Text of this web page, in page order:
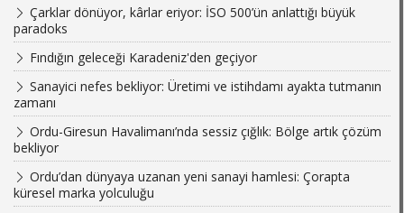
Çarklar dönüyor, kârlar eriyor: İSO 500’ün anlattığı büyük
paradoks
Fındığın geleceği Karadeniz'den geçiyor
Sanayici nefes bekliyor: Üretimi ve istihdamı ayakta tutmanın
zamanı
Ordu-Giresun Havalimanı’nda sessiz çığlık: Bölge artık çözüm
bekliyor
Ordu’dan dünyaya uzanan yeni sanayi hamlesi: Çorapta
küresel marka yolculuğu